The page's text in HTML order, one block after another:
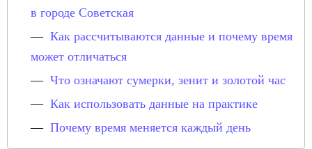
в городе Советская
Как рассчитываются данные и почему время
может отличаться
Что означают сумерки, зенит и золотой час
Как использовать данные на практике
Почему время меняется каждый день